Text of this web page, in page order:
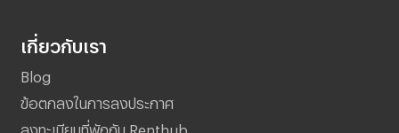
เกี่ยวกับเรา
Blog
ข้อตกลงในการลงประกาศ
ลงทะเบียนที่พักกับ Renthub